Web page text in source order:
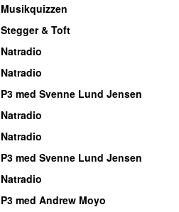
Musikquizzen
Stegger & Toft
Natradio
Natradio
P3 med Svenne Lund Jensen
Natradio
Natradio
P3 med Svenne Lund Jensen
Natradio
P3 med Andrew Moyo